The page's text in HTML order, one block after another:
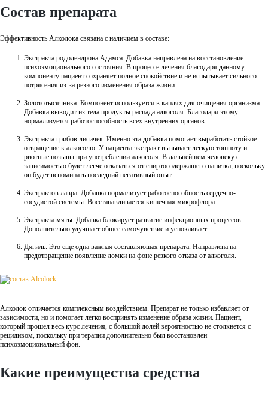
Состав препарата
Эффективность Алколока связана с наличием в составе:
Экстракта рододендрона Адамса. Добавка направлена на восстановление
психоэмоционального состояния. В процессе лечения благодаря данному
компоненту пациент сохраняет полное спокойствие и не испытывает сильного
потрясения из-за резкого изменения образа жизни.
Золототысячника. Компонент используется в каплях для очищения организма.
Добавка выводит из тела продукты распада алкоголя. Благодаря этому
нормализуется работоспособность всех внутренних органов.
Экстракта грибов лисичек. Именно эта добавка помогает выработать стойкое
отвращение к алкоголю. У пациента экстракт вызывает легкую тошноту и
рвотные позывы при употреблении алкоголя. В дальнейшем человеку с
зависимостью будет легче отказаться от спиртосодержащего напитка, поскольку
он будет вспоминать последний негативный опыт.
Экстрактов лавра. Добавка нормализует работоспособность сердечно-
сосудистой системы. Восстанавливается кишечная микрофлора.
Экстракта мяты. Добавка блокирует развитие инфекционных процессов.
Дополнительно улучшает общее самочувствие и успокаивает.
Дягиль. Это еще одна важная составляющая препарата. Направлена на
предотвращение появление ломки на фоне резкого отказа от алкоголя.
Алколок отличается комплексным воздействием. Препарат не только избавляет от
зависимости, но и помогает легко воспринять изменение образа жизни. Пациент,
который прошел весь курс лечения, с большой долей вероятностью не столкнется с
рецидивом, поскольку при терапии дополнительно был восстановлен
психоэмоциональный фон.
Какие преимущества средства